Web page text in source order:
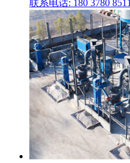
联系电话: 180 3780 8511